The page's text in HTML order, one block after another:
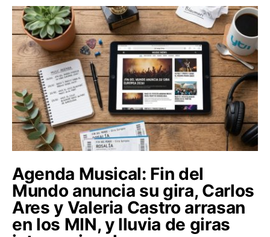
Agenda Musical: Fin del
Mundo anuncia su gira, Carlos
Ares y Valeria Castro arrasan
en los MIN, y lluvia de giras